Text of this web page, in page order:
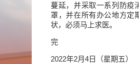
蔓延，并采取一系列防疫
罩，并在所有办公地方定
状，必须马上求医。
完
2022年2月4日（星期五）